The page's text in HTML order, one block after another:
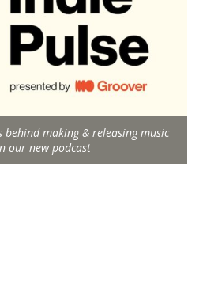
behind making & releasing music
our new podcast